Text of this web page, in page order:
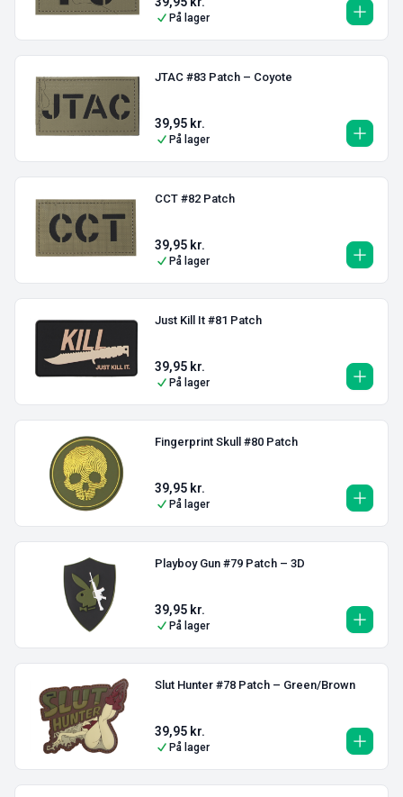
På lager
JTAC #83 Patch – Coyote
39,95 kr.
På lager
CCT #82 Patch
39,95 kr.
På lager
Just Kill It #81 Patch
39,95 kr.
På lager
Fingerprint Skull #80 Patch
39,95 kr.
På lager
Playboy Gun #79 Patch – 3D
39,95 kr.
På lager
Slut Hunter #78 Patch – Green/Brown
39,95 kr.
På lager